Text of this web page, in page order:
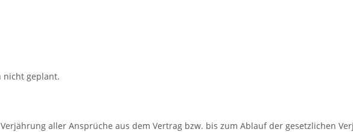
nicht geplant.
aller Ansprüche aus dem Vertrag bzw. bis zum Ablauf der gesetzlichen